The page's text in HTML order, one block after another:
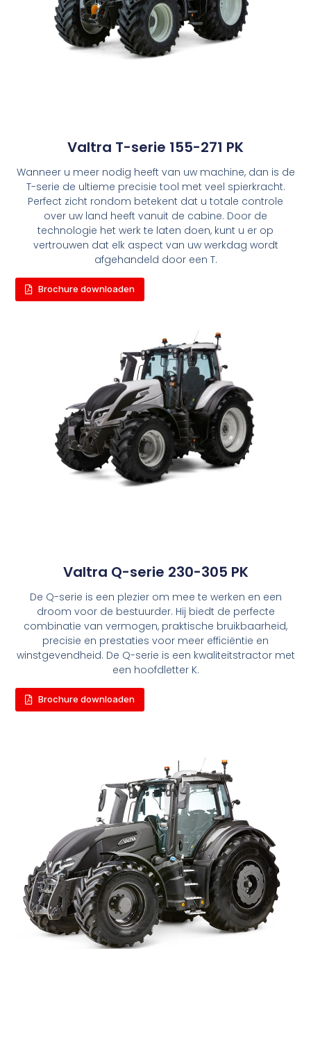
Valtra T-serie 155-271 PK
Wanneer u meer nodig heeft van uw machine, dan is de
T-serie de ultieme precisie tool met veel spierkracht.
Perfect zicht rondom betekent dat u totale controle
over uw land heeft vanuit de cabine. Door de
technologie het werk te laten doen, kunt u er op
vertrouwen dat elk aspect van uw werkdag wordt
afgehandeld door een T.
Brochure downloaden
Valtra Q-serie 230-305 PK
De Q-serie is een plezier om mee te werken en een
droom voor de bestuurder. Hij biedt de perfecte
combinatie van vermogen, praktische bruikbaarheid,
precisie en prestaties voor meer efficiëntie en
winstgevendheid. De Q-serie is een kwaliteitstractor met
een hoofdletter K.
Brochure downloaden